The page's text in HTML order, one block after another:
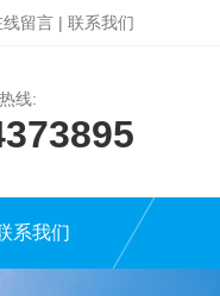
线留言 | 联系我们
线:
系我们